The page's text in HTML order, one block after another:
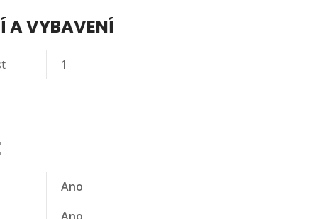
A VYBAVENÍ
1
Ano